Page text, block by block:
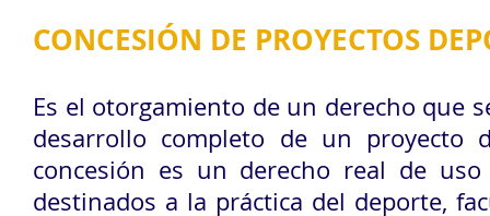
CONCESIÓN DE PROYECTOS
Es el otorgamiento de un derecho que
desarrollo completo de un proyecto
concesión es un derecho real de
destinados a la práctica del deporte,